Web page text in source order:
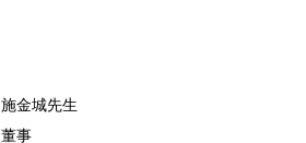
施金城先生
董事